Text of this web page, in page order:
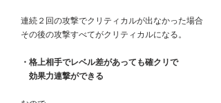
連続２回の攻撃でクリティカルが出なかった場合
その後の攻撃すべてがクリティカルになる。
・格上相手でレベル差があっても確クリで
効果力連撃ができる